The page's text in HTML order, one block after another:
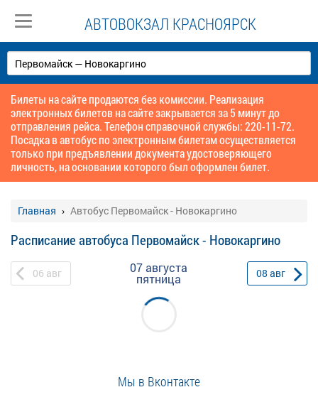
АВТОВОКЗАЛ КРАСНОЯРСК
Билеты на сайте продаются без комиссии. Реализация
электронных билетов на сайте закрывается за 5 минут до
отправления рейса. Телефон справочной службы: 220-11-72.
Посадка в автобус по электронным билетам осуществляется
только при предъявлении документа удостоверяющего
личность, на основании которого был оформлен билет.
Главная Автобус Первомайск - Новокаргино
Расписание автобуса Первомайск - Новокаргино
06 авг 07 августа
пятница 08 авг
Мы в Вконтакте